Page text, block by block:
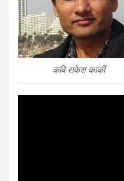
कवि राकेश कार्की